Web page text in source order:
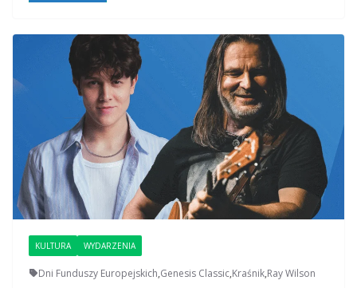
KULTURA WYDARZENIA
Dni Funduszy Europejskich,Genesis Classic,Kraśnik,Ray Wilson